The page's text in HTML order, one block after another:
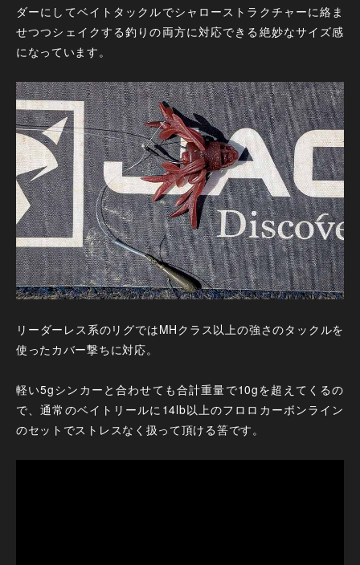
ダーにしてベイトタックルでシャローストラクチャーに絡ま
せつつシェイクする釣りの両方に対応できる絶妙なサイズ感
になっています。
リーダーレス系のリグではMHクラス以上の強さのタックルを
使ったカバー撃ちに対応。
軽い5gシンカーと合わせても合計重量で10gを超えてくるの
で、通常のベイトリールに14lb以上のフロロカーボンライン
のセットでストレスなく扱って頂ける筈です。